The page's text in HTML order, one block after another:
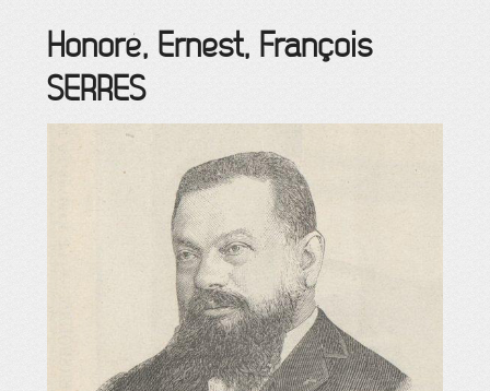
Honoré, Ernest, François
SERRES